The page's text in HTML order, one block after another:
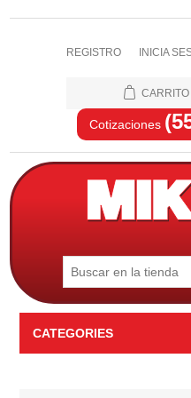
REGISTRO INICIA
Cotizaciones
CATEGORIES